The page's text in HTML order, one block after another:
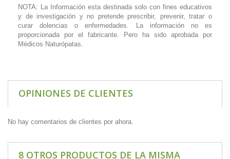
NOTA: La Información esta destinada solo con fines educativos
y de investigación y no pretende prescribir, prevenir, tratar o
curar dolencias o enfermedades. La información no es
proporcionada por el fabricante. Pero ha sido aprobada por
Médicos Naturópatas.
OPINIONES DE CLIENTES
No hay comentarios de clientes por ahora.
8 OTROS PRODUCTOS DE LA MISMA